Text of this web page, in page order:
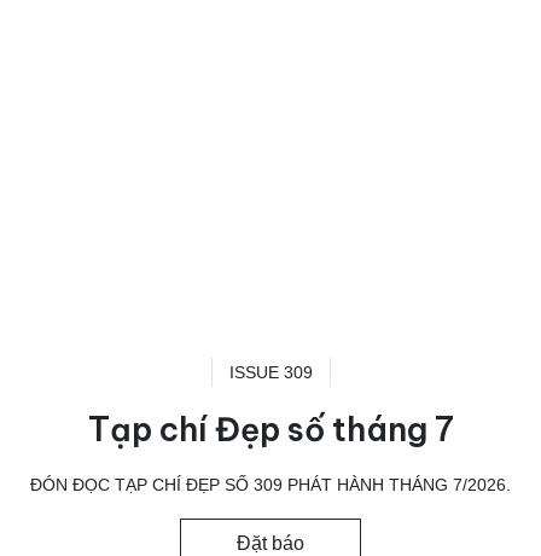
ISSUE 309
Tạp chí Đẹp số tháng 7
ĐÓN ĐỌC TẠP CHÍ ĐẸP SỐ 309 PHÁT HÀNH THÁNG 7/2026.
Đặt báo